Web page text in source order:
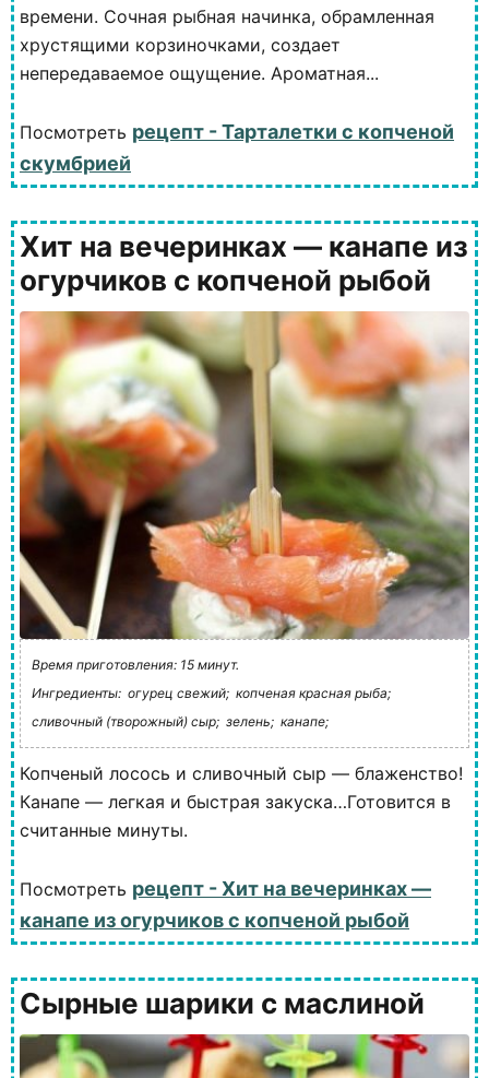
времени. Сочная рыбная начинка, обрамленная
хрустящими корзиночками, создает
непередаваемое ощущение. Ароматная...
Посмотреть рецепт - Тарталетки с копченой
скумбрией
Хит на вечеринках — канапе из
огурчиков с копченой рыбой
Время приготовления: 15 минут.
Ингредиенты: огурец свежий; копченая красная рыба;
сливочный (творожный) сыр; зелень; канапе;
Копченый лосось и сливочный сыр — блаженство!
Канапе — легкая и быстрая закуска…Готовится в
считанные минуты.
Посмотреть рецепт - Хит на вечеринках —
канапе из огурчиков с копченой рыбой
Сырные шарики с маслиной